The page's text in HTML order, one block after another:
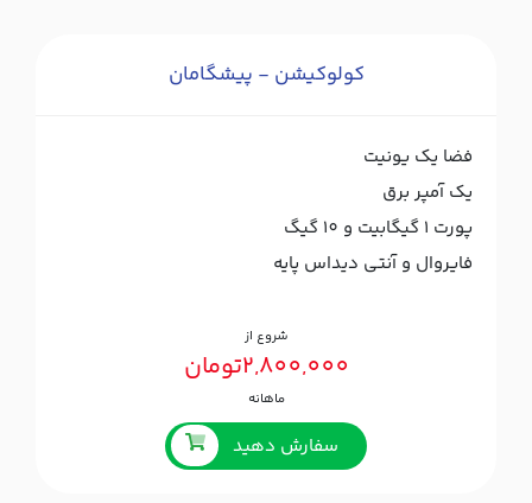
کولوکیشن - پیشگامان
فضا یک یونیت
یک آمپر برق
پورت ۱ گیگابیت و 10 گیگ
فایروال و آنتی دیداس پایه
شروع از
2,800,000تومان
ماهانه
سفارش دهید